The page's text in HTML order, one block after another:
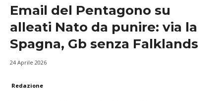
Email del Pentagono su
alleati Nato da punire: via la
Spagna, Gb senza Falklands
24 Aprile 2026
Redazione